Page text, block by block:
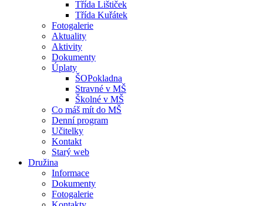
Třída Lištiček
Třída Kuřátek
Fotogalerie
Aktuality
Aktivity
Dokumenty
Úplaty
ŠOPokladna
Stravné v MŠ
Školné v MŠ
Co máš mít do MŠ
Denní program
Učitelky
Kontakt
Starý web
Družina
Informace
Dokumenty
Fotogalerie